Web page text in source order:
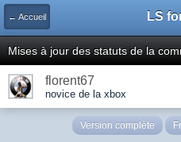
← Accueil LS
Mises à jour des statuts de la
florent67
novice de la xbox
Version complète